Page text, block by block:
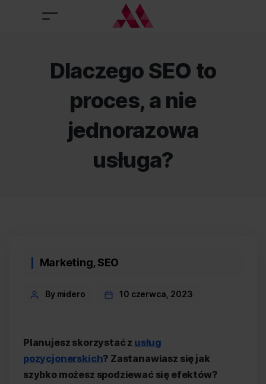
Dlaczego SEO to
proces, a nie
jednorazowa
usługa?
Categories
Marketing,SEO
PostBy midero 10 czerwca, 2023
Planujesz skorzystać z usług
pozycjonerskich? Zastanawiasz się jak
szybko możesz spodziewać się efektów?